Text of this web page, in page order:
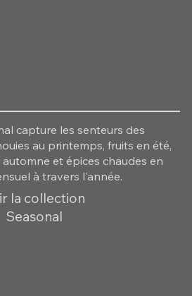
capture les senteurs des
au printemps, fruits en été,
et épices chaudes en
à travers l'année.
la collection
Seasonal